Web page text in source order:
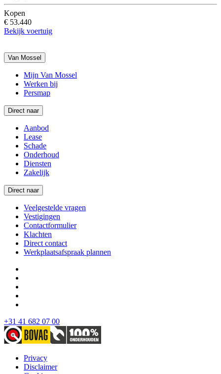
Kopen
€ 53.440
Bekijk voertuig
Van Mossel
Mijn Van Mossel
Werken bij
Persmap
Direct naar
Aanbod
Lease
Schade
Onderhoud
Diensten
Zakelijk
Direct naar
Veelgestelde vragen
Vestigingen
Contactformulier
Klachten
Direct contact
Werkplaatsafspraak plannen
+31 41 682 07 00
Privacy
Disclaimer